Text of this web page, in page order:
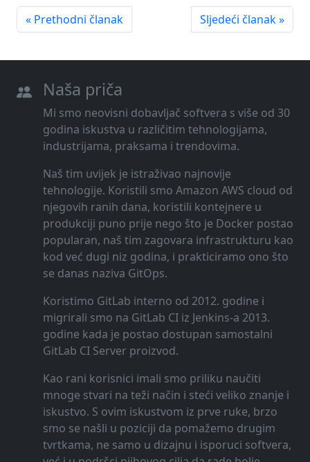
« Prethodni članak Sljedeći članak »
Naša priča
Mi smo neovisni dobavljač softvera s više od 30
godina iskustva u različitim tehnologijama,
industrijama, praksama i trendovima.
Naš tim uvijek je istraživao najnovije
tehnologije. Koristili smo Amazon AWS cloud od
njegovih ranih dana, koristili kontejnere u
produkciji puno prije nego što je Docker postao
popularan, naš tim zagovara infrastrukturu kao
kod već dugi niz godina, i prakticiramo ono što
se danas naziva GitOps.
Koristimo GitLab interno od 2012. godine i
migrirali smo na GitLab CI iz Jenkins-a 2013.
godine kada je postao dostupan samostalni
GitLab CI Server proizvod.
Kao rani korisnici imali smo priliku naučiti
mnoge stvari na teži način i steći veliko znanje i
iskustvo. S ovim iskustvom iz prve ruke, brzo
smo se našli u poziciji da pomažemo drugim
tvrtkama, ne samo u dizajnu i isporuci softvera,